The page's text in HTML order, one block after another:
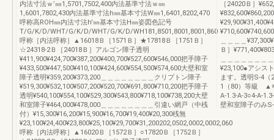
内法寸法ｗ’㎜1,5701,7502,400内法基準寸法ｗ㎜
1,6001,7802,430内法基準寸法h㎜基本寸法W㎜1,6401,8202,470
呼称高ROH㎜内法寸法h'㎜基本寸法H㎜姿図色記号
T/G/K/D/WHT/G/K/D/WHT/G/K/D/WH181,8501,8001,8001,860
呼称［内法呼称］▲16018Ｂ［1571Ｂ］★17818Ｂ［1751Ｂ］
☆24318-2Ｂ［24018Ｂ］アルゴン障子透明
¥411,900¥424,700¥387,200¥400,700¥527,600¥546,000把手障子
¥433,500¥447,500¥410,100¥424,600¥554,500¥574,600大壁和室
障子透明¥359,200¥373,200＿＿＿＿＿＿＿＿クリプトン障子
¥519,300¥532,100¥507,200¥520,700¥691,800¥710,200把手障子
透明¥540,100¥554,100¥529,300¥543,800¥718,100¥738,200大壁
和室障子¥464,000¥478,000＿＿＿＿＿＿＿＿引違い網戸（中桟
付）¥15,300¥16,200¥15,900¥16,700¥19,400¥20,300桟無
¥23,100¥24,400¥23,800¥25,100¥29,700¥31,200202,0502,0002,0002,060
呼称［内法呼称］▲16020Ｂ［1572Ｂ］○17820Ｂ［1752Ｂ］
［24020Ｂ］
＿＿＿＿
Ｂ］
¥23,100●アシス
ます。透明S-4（
1（80）等級
A-1.3-A-3○4-A-
壁和室障子のみ